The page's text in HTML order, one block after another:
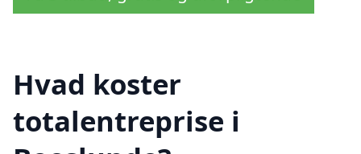
Hvad koster
totalentreprise i